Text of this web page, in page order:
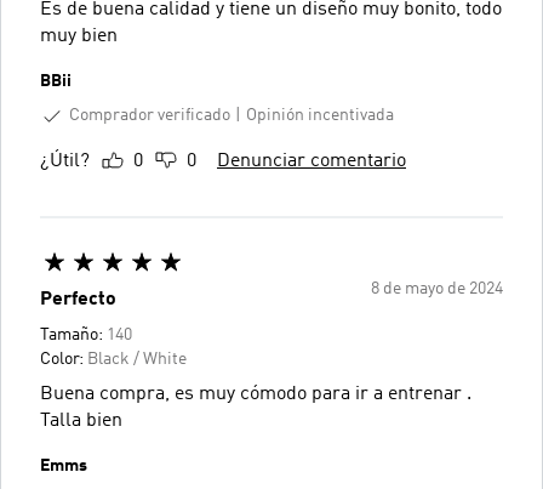
Es de buena calidad y tiene un diseño muy bonito, todo
muy bien
BBii
Comprador verificado
Opinión incentivada
¿Útil? 0 0 Denunciar comentario
8 de mayo de 2024
Perfecto
Tamaño: 140
Color: Black / White
Buena compra, es muy cómodo para ir a entrenar .
Talla bien
Emms